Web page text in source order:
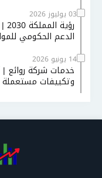
03 يوليوز 2026
الدعم الحكومي
14 يونيو 2026
خدمات شركة
وتكييفات